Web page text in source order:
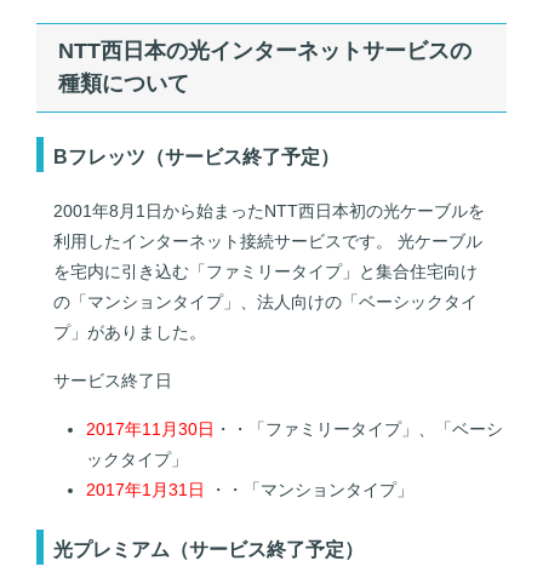
NTT西日本の光インターネットサービスの
種類について
Bフレッツ（サービス終了予定）
2001年8月1日から始まったNTT西日本初の光ケーブルを
利用したインターネット接続サービスです。 光ケーブル
を宅内に引き込む「ファミリータイプ」と集合住宅向け
の「マンションタイプ」、法人向けの「ベーシックタイ
プ」がありました。
サービス終了日
2017年11月30日 ・・「ファミリータイプ」、「ベーシ
ックタイプ」
2017年1月31日
・・「マンションタイプ」
光プレミアム（サービス終了予定）